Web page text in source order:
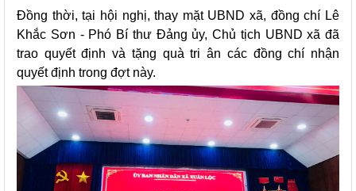
Đồng thời, tại hội nghị, thay mặt UBND xã, đồng chí Lê
Khắc Sơn - Phó Bí thư Đảng ủy, Chủ tịch UBND xã đã
trao quyết định và tặng quà tri ân các đồng chí nhận
quyết định trong đợt này.